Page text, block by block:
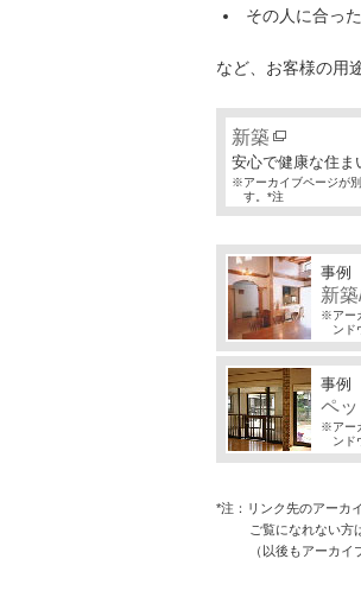
その人に合っ
など、お客様の用
新築
安心で健康な住ま
※アーカイブページが
す。*注
事例
新
※アー
ンド
事例
ペ
※アー
ンド
*注：リンク先のアーカ
ご覧になれない方
（以後もアーカイ